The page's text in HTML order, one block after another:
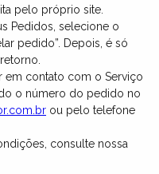
pelo próprio site.
Pedidos, selecione o
pedido”. Depois, é só
em contato com o Serviço
o número do pedido no
ou pelo telefone
consulte nossa